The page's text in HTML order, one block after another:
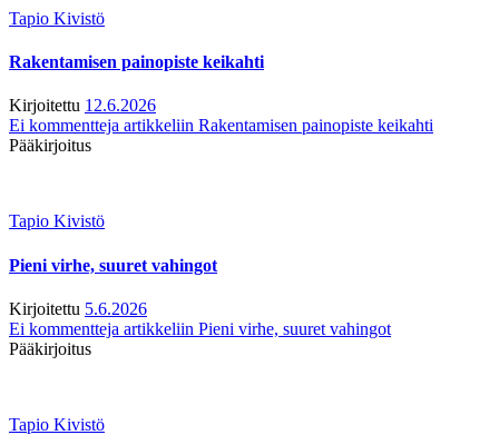
Tapio Kivistö
Rakentamisen painopiste keikahti
Kirjoitettu 12.6.2026
Ei kommentteja artikkeliin Rakentamisen painopiste keikahti
Pääkirjoitus
Tapio Kivistö
Pieni virhe, suuret vahingot
Kirjoitettu 5.6.2026
Ei kommentteja artikkeliin Pieni virhe, suuret vahingot
Pääkirjoitus
Tapio Kivistö